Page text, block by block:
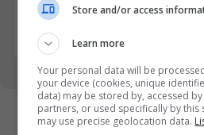
Prishtinë
31 Korrik 2026
Store and/or access
Learn more
Your personal data will be
your device (cookies, unique
data) may be stored by, accessed
partners, or used specifically by this
may use precise geolocation data.